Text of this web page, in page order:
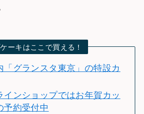
ーキはここで買える！
「グランスタ東京」の特設カ
インショップではお年賀カッ
予約受付中